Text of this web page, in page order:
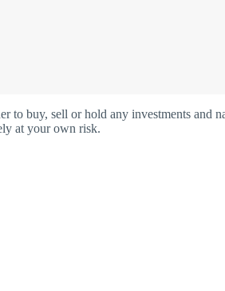
buy, sell or hold any investments and
at your own risk.